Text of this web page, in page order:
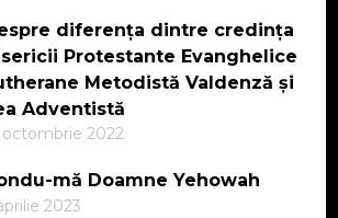
diferența dintre credința
Protestante Evanghelice
Metodistă Valdenză și
Adventistă
octombrie 2022
mă Doamne Yehowah
2023